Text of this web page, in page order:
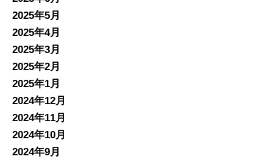
2025年5月
2025年4月
2025年3月
2025年2月
2025年1月
2024年12月
2024年11月
2024年10月
2024年9月